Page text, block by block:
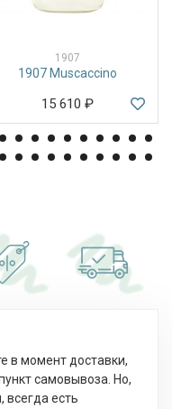
1907
1907 Muscaccino
15 610 ₽
в момент доставки,
самовывоза. Но,
есть